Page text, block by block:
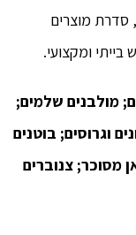
סדרת מוצרים
בייתי ומקצועי.
מולבנים שלמים;
וגרוסים; בוטנים
מסוכר; צנוברים